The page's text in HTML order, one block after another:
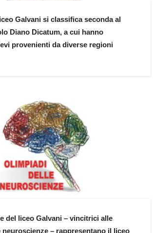
Galvani si classifica seconda al
Diano Dicatum, a cui hanno
provenienti da diverse regioni
del liceo Galvani – vincitrici alle
– rappresentano il liceo